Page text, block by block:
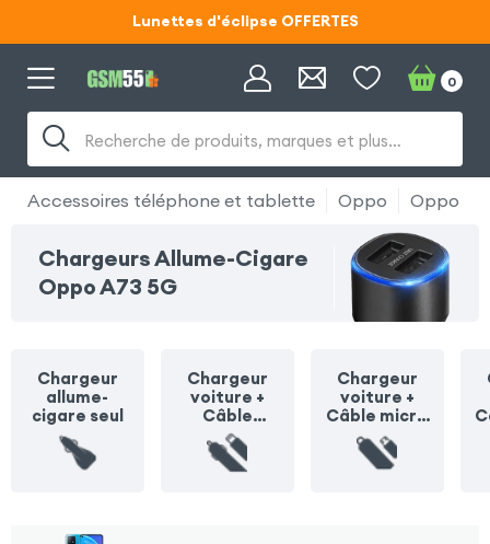
Lunettes d'éclipse OFFERTES
Code ECLIPSE55
Code ECLIPSE55
Recherche de produits, marques et plus…
0
Accessoires téléphone et tablette Oppo Oppo
Chargeurs Allume-Cigare
Oppo A73 5G
Chargeur
allume-
cigare seul
Chargeur
voiture +
Câble
Lightning
Chargeur
voiture +
Câble micro
USB